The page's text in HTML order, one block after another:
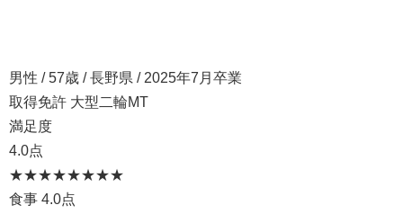
男性 / 57歳 / 長野県 / 2025年7月卒業
取得免許 大型二輪MT
満足度
4.0点
★★★★★★★★
食事 4.0点